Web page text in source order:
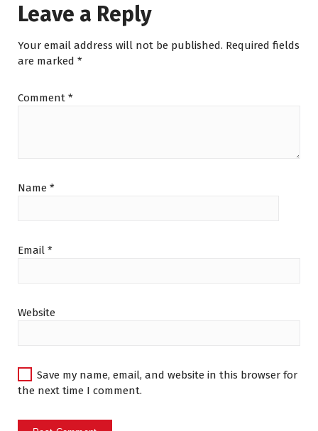
Leave a Reply
Your email address will not be published. Required fields
are marked *
Comment *
Name *
Email *
Website
Save my name, email, and website in this browser for
the next time I comment.